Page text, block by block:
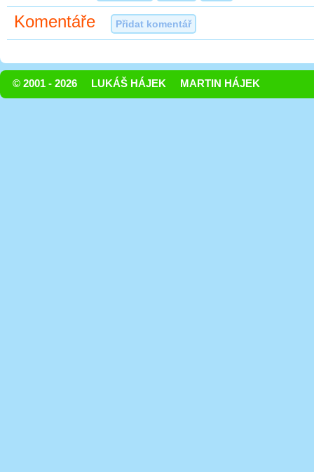
Komentáře Přidat komentář
© 2001 - 2026 LUKÁŠ HÁJEK MARTIN HÁJEK